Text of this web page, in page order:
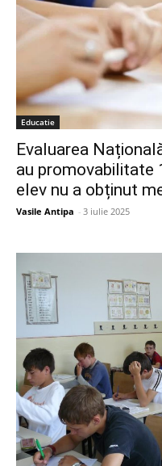
Educatie
Evaluarea
au promovabilitate
elev nu a obținut
Vasile Antipa - 3 iulie 2025